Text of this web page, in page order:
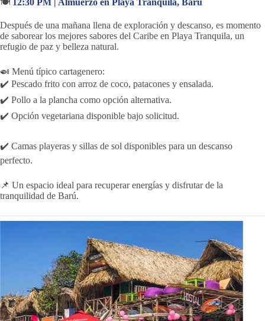
Después de una mañana llena de exploración y descanso, es momento
de saborear los mejores sabores del Caribe en Playa Tranquila, un
refugio de paz y belleza natural.
🍛 Menú típico cartagenero:
✔️ Pescado frito con arroz de coco, patacones y ensalada.
✔️ Pollo a la plancha como opción alternativa.
✔️ Opción vegetariana disponible bajo solicitud.
✔️ Camas playeras y sillas de sol disponibles para un descanso
perfecto.
📌 Un espacio ideal para recuperar energías y disfrutar de la
tranquilidad de Barú.